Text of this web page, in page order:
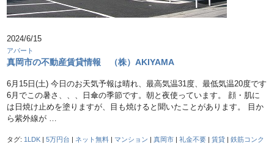
2024/6/15
アパート
真岡市の不動産賃貸情報 （株）AKIYAMA
6月15日(土) 今日のお天気予報は晴れ、最高気温31度、最低気温20度です
6月でこの暑さ、、、日傘の季節です。朝と夜使っています。 顔・肌に
は日焼け止めを塗りますが、目も焼けると聞いたことがあります。 目か
ら紫外線が …
タグ: 1LDK |5万円台 | ネット無料 | マンション |真岡市 |礼金不要 |賃貸 |鉄筋コンク